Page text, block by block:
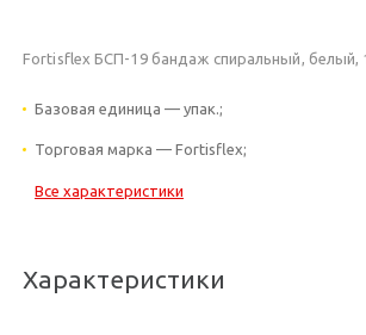
Fortisflex БСП-19 бандаж спиральный, белый,
Базовая единица — упак.;
Торговая марка — Fortisflex;
Все характеристики
Характеристики